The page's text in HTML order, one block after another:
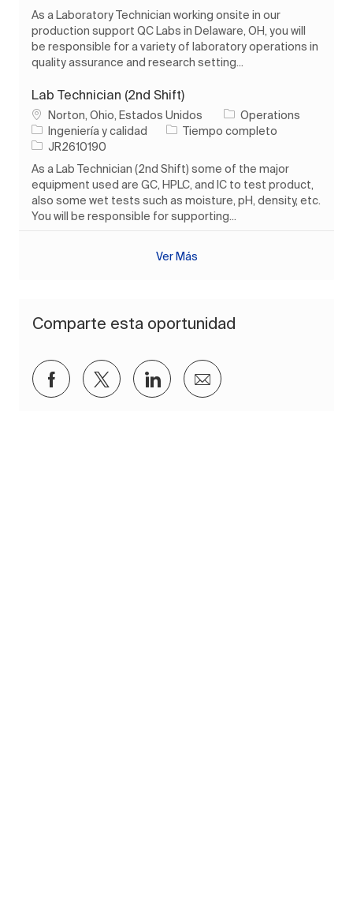
As a Laboratory Technician working onsite in our
production support QC Labs in Delaware, OH, you will
be responsible for a variety of laboratory operations in
quality assurance and research setting...
Lab Technician (2nd Shift)
Ubicación
Norton, Ohio, Estados Unidos
Operations
Categoría
Ingeniería y calidad Tipo de trabajo
Tiempo completo
ID de trabajo
JR2610190
As a Lab Technician (2nd Shift) some of the major
equipment used are GC, HPLC, and IC to test product,
also some wet tests such as moisture, pH, density, etc.
You will be responsible for supporting...
Ver Más
Comparte esta oportunidad
Compartir a través de Facebook
Compartir a través de twitter
Compartir a través de
Compartir por